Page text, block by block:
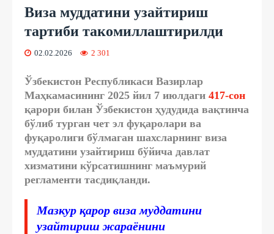
Виза муддатини узайтириш
тартиби такомиллаштирилди
02.02.2026 2 301
Ўзбекистон Республикаси Вазирлар
Маҳкамасининг 2025 йил 7 июлдаги 417-сон
қарори билан Ўзбекистон ҳудудида вақтинча
бўлиб турган чет эл фуқаролари ва
фуқаролиги бўлмаган шахсларнинг виза
муддатини узайтириш бўйича давлат
хизматини кўрсатишнинг маъмурий
регламенти тасдиқланди.
Мазкур қарор виза муддатини
узайтириш жараёнини